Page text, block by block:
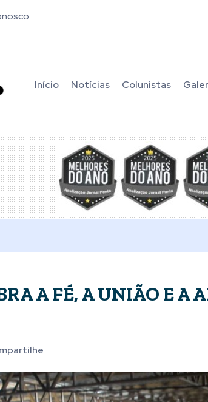
Início Notícias Colunistas
A FÉ, A UNIÃO E A